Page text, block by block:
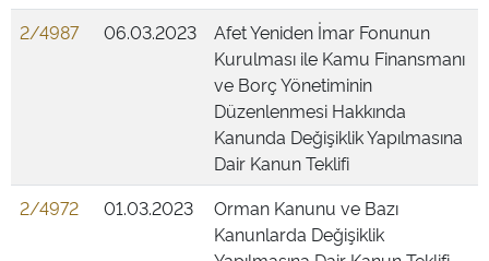
2/4987
06.03.2023
Afet Yeniden İmar Fonunun
Kurulması ile Kamu Finansmanı
ve Borç Yönetiminin
Düzenlenmesi Hakkında
Kanunda Değişiklik Yapılmasına
Dair Kanun Teklifi
2/4972
01.03.2023
Orman Kanunu ve Bazı
Kanunlarda Değişiklik